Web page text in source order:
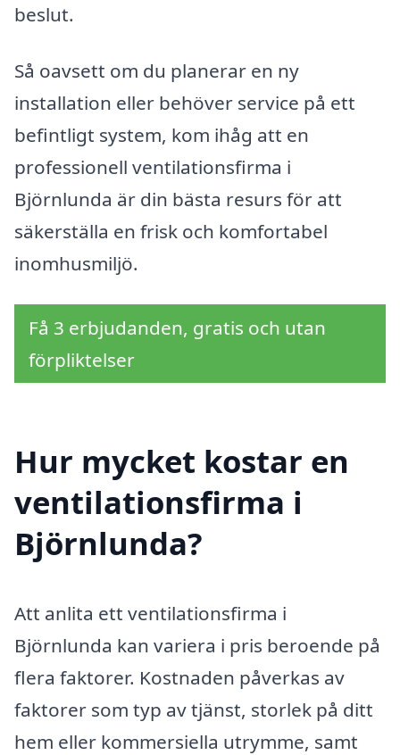
beslut.
Så oavsett om du planerar en ny
installation eller behöver service på ett
befintligt system, kom ihåg att en
professionell ventilationsfirma i
Björnlunda är din bästa resurs för att
säkerställa en frisk och komfortabel
inomhusmiljö.
Få 3 erbjudanden, gratis och utan
förpliktelser
Hur mycket kostar en
ventilationsfirma i
Björnlunda?
Att anlita ett ventilationsfirma i
Björnlunda kan variera i pris beroende på
flera faktorer. Kostnaden påverkas av
faktorer som typ av tjänst, storlek på ditt
hem eller kommersiella utrymme, samt